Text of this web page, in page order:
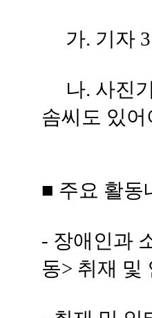
가. 기자
나. 사진기
솜씨도 있
■ 주요 활동
- 장애인과
동> 취재 및